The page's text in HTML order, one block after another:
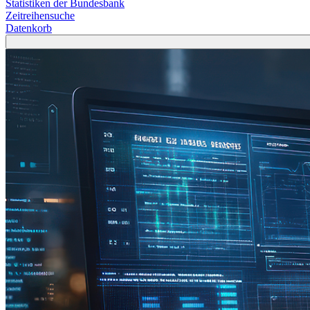
Statistiken der Bundesbank
Zeitreihensuche
Datenkorb